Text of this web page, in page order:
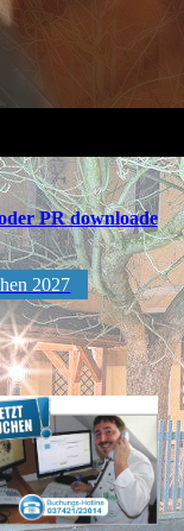
PR downloade
2027